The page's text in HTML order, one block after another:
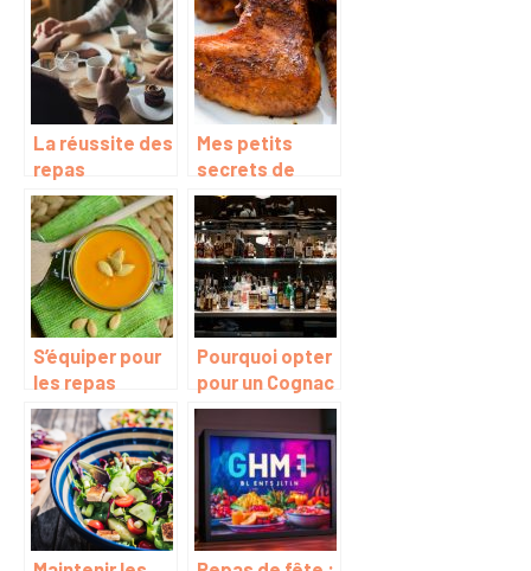
La réussite des
repas
d’entreprise
Mes petits
secrets de
cuisine qui vont
de mes
cuissons des
délices.
S’équiper pour
les repas
d’hiver, que
avoir dans sa
cuisine ?
Pourquoi opter
pour un Cognac
VSOP ?